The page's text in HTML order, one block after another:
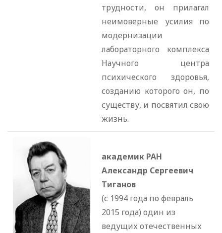
трудности, он прилагал
неимоверные усилия по
модернизации
лабораторного комплекса
Научного центра
психического здоровья,
созданию которого он, по
существу, и посвятил свою
жизнь.
академик РАН
Александр Сергеевич
Тиганов
(с 1994 года по февраль
2015 года) один из
ведущих отечественных